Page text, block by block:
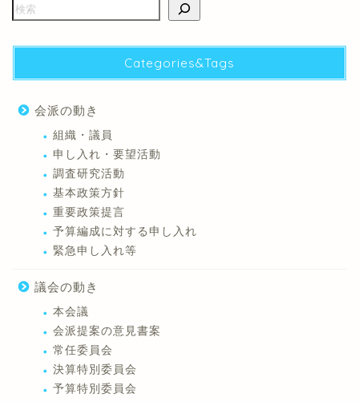
Categories&Tags
会派の動き
組織・議員
申し入れ・要望活動
調査研究活動
基本政策方針
重要政策提言
予算編成に対する申し入れ
緊急申し入れ等
議会の動き
本会議
会派提案の意見書案
常任委員会
決算特別委員会
予算特別委員会